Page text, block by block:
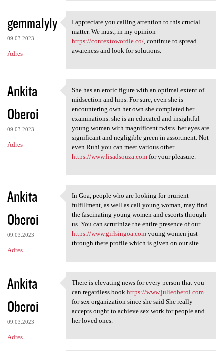
gemmalyly
09.03.2023
Adres
I appreciate you calling
I appreciate you calling attention to this crucial
matter. We must, in my opinion
https://contextowordle.co/, continue to spread
awareness and look for solutions.
Ankita
Oberoi
09.03.2023
Adres
She has an erotic figure with
She has an erotic figure with an optimal extent of
midsection and hips. For sure, even she is
encountering own her own she completed her
examinations. she is an educated and insightful
young woman with magnificent twists. her eyes are
significant and negligible green in assortment. Not
even Ruhi you can meet various other
https://www.lisadsouza.comfor your pleasure.
Ankita
Oberoi
09.03.2023
Adres
In Goa, people who are
In Goa, people who are looking for prurient
fulfillment, as well as call young woman, may find
the fascinating young women and escorts through
us. You can scrutinize the entire presence of our
https://www.girlsingoa.comyoung women just
through there profile which is given on our site.
Ankita
Oberoi
09.03.2023
Adres
There is elevating news for
There is elevating news for every person that you
can regardless book https://www.julieoberoi.com
for sex organization since she said She really
accepts ought to achieve sex work for people and
her loved ones.